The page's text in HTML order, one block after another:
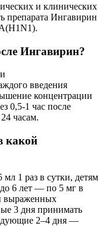
и клинических
препарата Ингавирин
Ингавирин?
введения
концентрации
0,5-1 час после
часам.
какой
1 раз в сутки, детям
6 лет — по 5 мг в
выраженных
3 дня принимать
2–4 дня —